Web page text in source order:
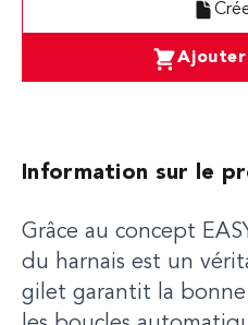
Ajouter
Information sur le
Grâce au concept
du harnais est un
gilet garantit la